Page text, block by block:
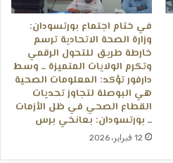
في ختام اجتماع بورتسودان:
وزارة الصحة الاتحادية ترسم
خارطة طريق للتحول الرقمي
وتكرم الولايات المتميزة ــ وسط
دارفور تؤكد: المعلومات الصحية
هي البوصلة لتجاوز تحديات
القطاع الصحي في ظل الأزمات
ــ بورتسودان: بعانخي برس
12 فبراير، 2026